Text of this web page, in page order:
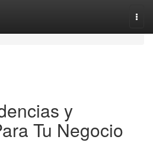
y
Tu Negocio